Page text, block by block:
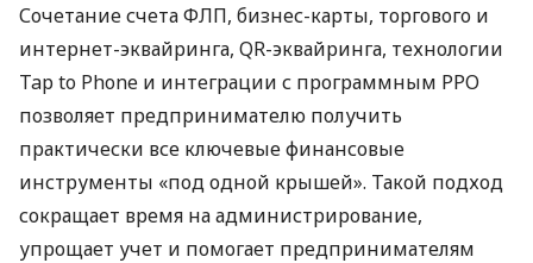
Сочетание счета ФЛП, бизнес-карты, торгового и
интернет-эквайринга, QR-эквайринга, технологии
Tap to Phone и интеграции с программным РРО
позволяет предпринимателю получить
практически все ключевые финансовые
инструменты «под одной крышей». Такой подход
сокращает время на администрирование,
упрощает учет и помогает предпринимателям